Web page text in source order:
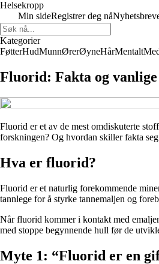
Helsekropp
Min sideRegistrer deg nå
Kategorier
FøtterHudMunnØrerØyneHårMentalt
Fluorid: Fakta og
Fluorid er et av de mest omdiskuterte
forskningen? Og hvordan skiller fakta
Hva er fluorid?
Fluorid er et naturlig forekommende
tannlege for å styrke tannemaljen og
Når fluorid kommer i kontakt med
med stoppe begynnende hull før de
Myte 1: “Fluorid er en